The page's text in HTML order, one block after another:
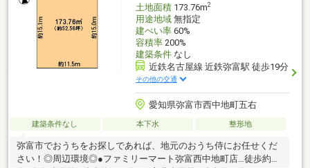
土地面積173.76m2
用途地域無指定
建ぺい率60%
容積率200%
建築条件なし
近鉄名古屋線 近鉄弥富駅 徒歩19分
その他の交通
愛知県弥富市西中地町五右
建築条件なし 本下水 整形地
弥富市でおうちをお探しであれば、地元のおうち侍にお任せくだ
さい！◎周辺環境◎●ファミリーマート弥富西中地町店…徒歩約４